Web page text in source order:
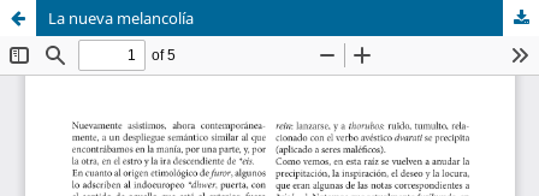
La nueva melancolía